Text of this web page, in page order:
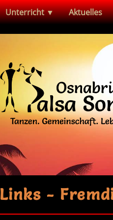
Unterricht ▼ Aktuelles
Links -